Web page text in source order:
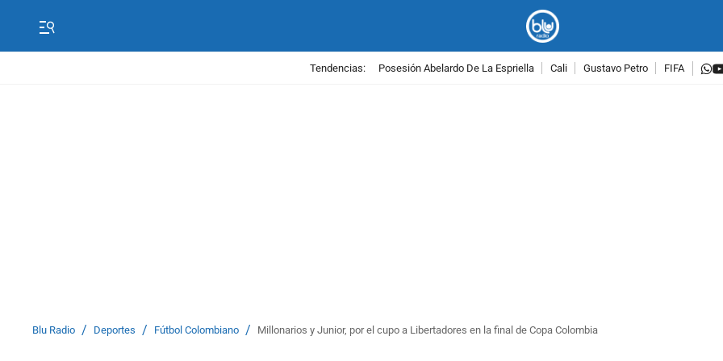
Tendencias: Posesión Abelardo De La Espriella Cali Gustavo Petro FIFA
Blu Radio / Deportes / Fútbol Colombiano / Millonarios y Junior, por el cupo a Libertadores en la final de Copa Colombia